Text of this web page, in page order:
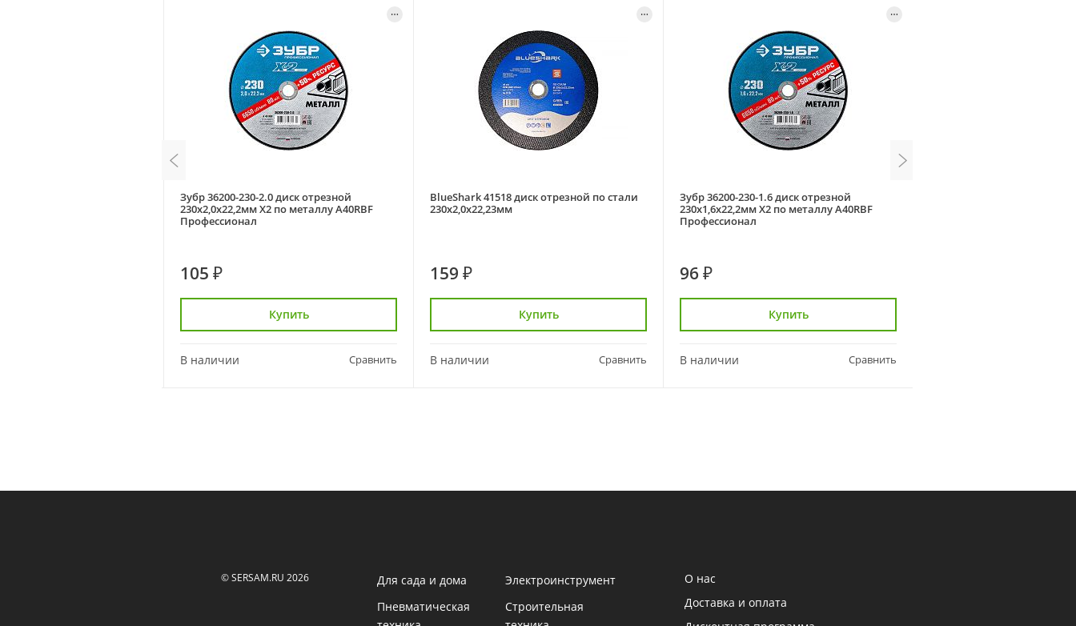
Зубр 36200-230-2.0 диск отрезной
230х2,0х22,2мм Х2 по металлу A40RBF
Профессионал
105 ₽
Купить
В наличии Сравнить
BlueShark 41518 диск отрезной по стали
230х2,0х22,23мм
159 ₽
Купить
В наличии Сравнить
Зубр 36200-230-1.6 диск отрезной
230х1,6х22,2мм Х2 по металлу A40RBF
Профессионал
96 ₽
Купить
В наличии Сравнить
© SERSAM.RU 2026 Для сада и дома
Электроинструмент
Пневматическая
Строительная
О нас
Доставка и оплата